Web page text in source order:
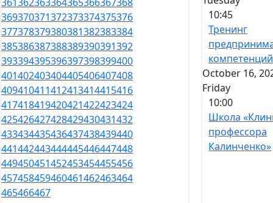
369370371372373374375376
377378379380381382383384
385386387388389390391392
393394395396397398399400
401402403404405406407408
409410411412413414415416
417418419420421422423424
425426427428429430431432
433434435436437438439440
441442443444445446447448
449450451452453454455456
457458459460461462463464
465466467
10:45
Тренинг
компетенций
October 16,
Friday
10:00
Школа
профессора
Калинченко»